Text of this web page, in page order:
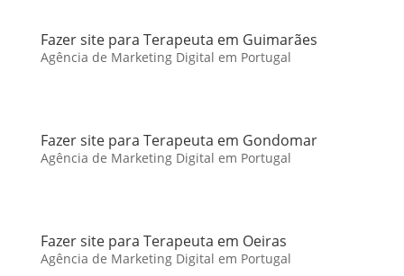
Fazer site para Terapeuta em Guimarães
Agência de Marketing Digital em Portugal
Fazer site para Terapeuta em Gondomar
Agência de Marketing Digital em Portugal
Fazer site para Terapeuta em Oeiras
Agência de Marketing Digital em Portugal